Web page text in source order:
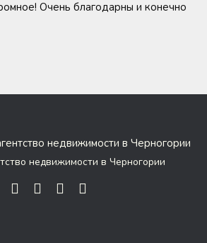
Очень благодарны и конечно
недвижимости в Черногории